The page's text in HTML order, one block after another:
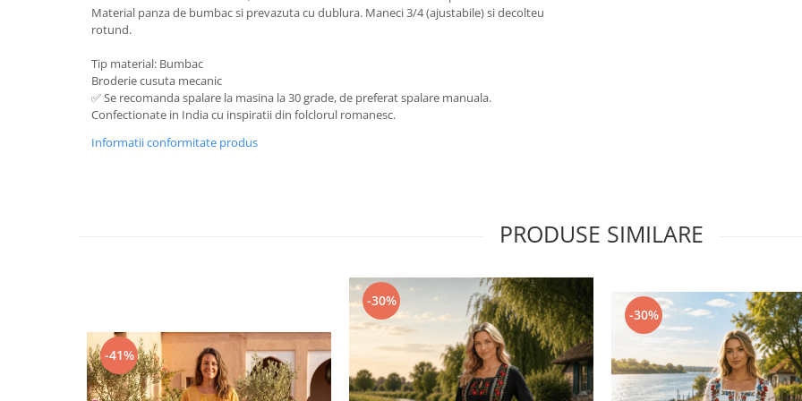
Material panza de bumbac si prevazuta cu dublura. Maneci 3/4 (ajustabile) si decolteu
rotund.
Tip material: Bumbac
Broderie cusuta mecanic
✅ Se recomanda spalare la masina la 30 grade, de preferat spalare manuala.
Confectionate in India cu inspiratii din folclorul romanesc.
Informatii conformitate produs
PRODUSE SIMILARE
-41%
-30%
-30%